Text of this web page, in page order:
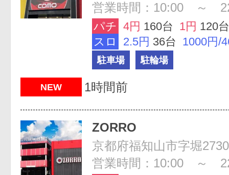
営業時間：10:00 ～
パチ 4円 160台 1円 120台
スロ
2.5円 36台 1000円/
駐車場 駐輪場
NEW 1時間前
ZORRO
京都府福知山市字堀
営業時間：10:00 ～